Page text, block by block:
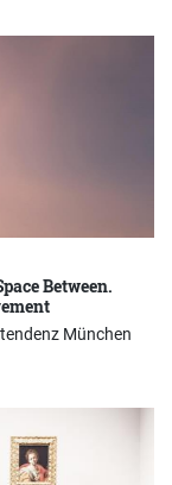
Between.
München